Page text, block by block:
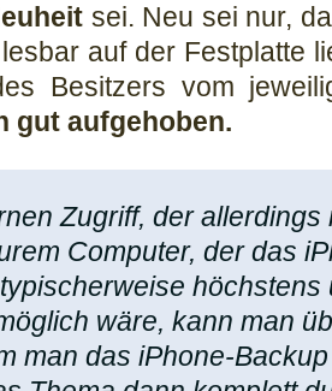
sei. Neu sei nur,
auf der Festplatte
Besitzers vom
gut aufgehoben.
Zugriff, der
Computer, der das
höchstens
wäre, kann man
man das iPhone-